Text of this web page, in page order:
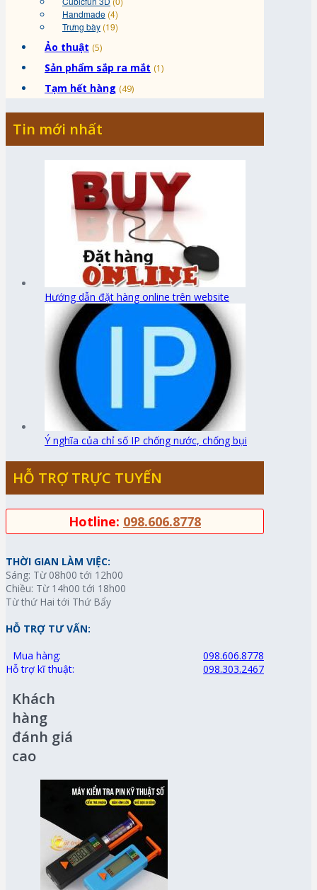
Handmade (4)
Trưng bày (19)
Ảo thuật (5)
Sản phẩm sắp ra mắt (1)
Tạm hết hàng (49)
Tin mới nhất
Hướng dẫn đặt hàng online trên website
Ý nghĩa của chỉ số IP chống nước, chống bụi
HỖ TRỢ TRỰC TUYẾN
Hotline: 098.606.8778
THỜI GIAN LÀM VIỆC:
Sáng: Từ 08h00 tới 12h00
Chiều: Từ 14h00 tới 18h00
Từ thứ Hai tới Thứ Bẩy
HỖ TRỢ TƯ VẤN:
Mua hàng:
098.606.8778
Hỗ trợ kĩ thuật:
098.303.2467
Khách
hàng
đánh giá
cao